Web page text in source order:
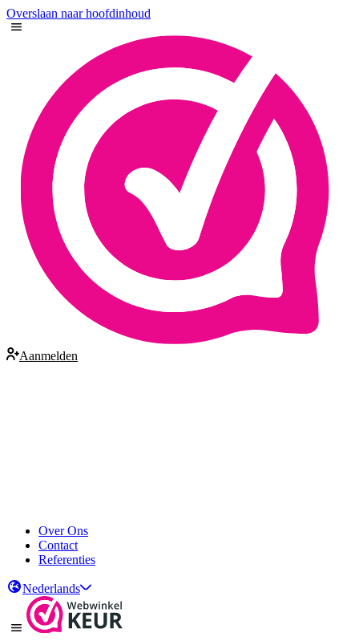
Overslaan naar hoofdinhoud
Aanmelden
Over Ons
Contact
Referenties
Nederlands